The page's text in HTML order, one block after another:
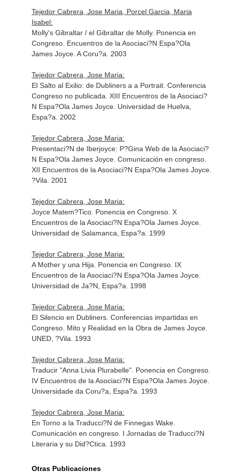
Tejedor Cabrera, Jose Maria, Porcel Garcia, Maria
Isabel:
Molly's Gibraltar / el Gibraltar de Molly. Ponencia en
Congreso. Encuentros de la Asociaci?N Espa?Ola
James Joyce. A Coru?a. 2003
Tejedor Cabrera, Jose Maria:
El Salto al Exilio: de Dubliners a a Portrait. Conferencia
Congreso no publicada. XIII Encuentros de la Asociaci?
N Espa?Ola James Joyce. Universidad de Huelva,
Espa?a. 2002
Tejedor Cabrera, Jose Maria:
Presentaci?N de Iberjoyce: P?Gina Web de la Asociaci?
N Espa?Ola James Joyce. Comunicación en congreso.
XII Encuentros de la Asociaci?N Espa?Ola James Joyce.
?Vila. 2001
Tejedor Cabrera, Jose Maria:
Joyce Matem?Tico. Ponencia en Congreso. X
Encuentros de la Asociaci?N Espa?Ola James Joyce.
Universidad de Salamanca, Espa?a. 1999
Tejedor Cabrera, Jose Maria:
A Mother y una Hija. Ponencia en Congreso. IX
Encuentros de la Asociaci?N Espa?Ola James Joyce.
Universidad de Ja?N, Espa?a. 1998
Tejedor Cabrera, Jose Maria:
El Silencio en Dubliners. Conferencias impartidas en
Congreso. Mito y Realidad en la Obra de James Joyce.
UNED, ?Vila. 1993
Tejedor Cabrera, Jose Maria:
Traducir "Anna Livia Plurabelle". Ponencia en Congreso.
IV Encuentros de la Asociaci?N Espa?Ola James Joyce.
Universidade da Coru?a, Espa?a. 1993
Tejedor Cabrera, Jose Maria:
En Torno a la Traducci?N de Finnegas Wake.
Comunicación en congreso. I Jornadas de Traducci?N
Literaria y su Did?Ctica. 1993
Otras Publicaciones